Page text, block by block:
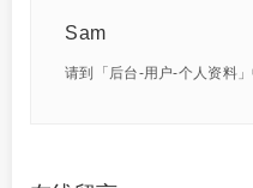
Sam
请到「后台-用户-个人资料」